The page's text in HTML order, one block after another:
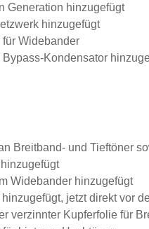
Generation hinzugefügt
hinzugefügt
Widebander
Kondensator
Breitband- und Tieftöner
Widebander hinzugefügt
jetzt direkt vor
verzinnter Kupferfolie für